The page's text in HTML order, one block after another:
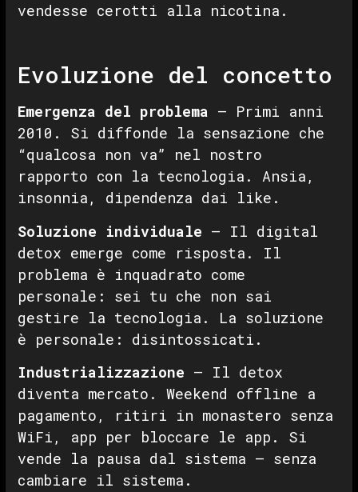
vendesse cerotti alla nicotina.
Evoluzione del concetto
Emergenza del problema — Primi anni
2010. Si diffonde la sensazione che
“qualcosa non va” nel nostro
rapporto con la tecnologia. Ansia,
insonnia, dipendenza dai like.
Soluzione individuale — Il digital
detox emerge come risposta. Il
problema è inquadrato come
personale: sei tu che non sai
gestire la tecnologia. La soluzione
è personale: disintossicati.
Industrializzazione — Il detox
diventa mercato. Weekend offline a
pagamento, ritiri in monastero senza
WiFi, app per bloccare le app. Si
vende la pausa dal sistema — senza
cambiare il sistema.